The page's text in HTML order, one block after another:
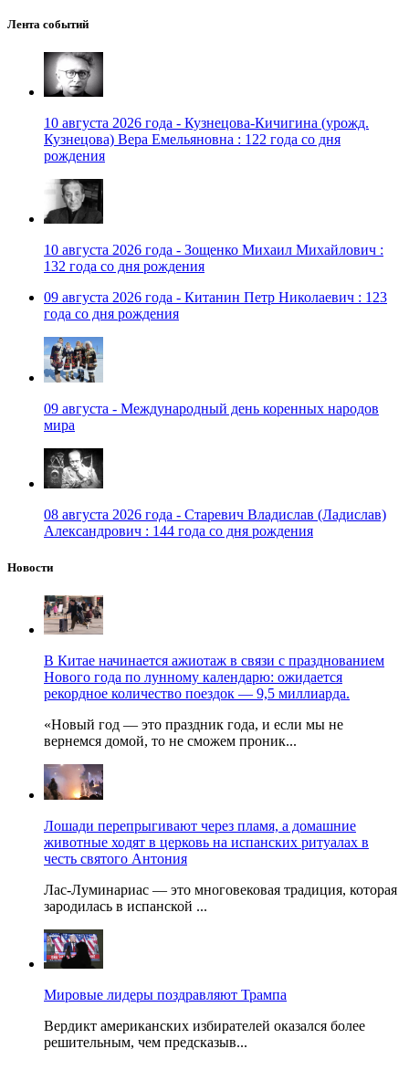
Лента событий
10 августа 2026 года - Кузнецова-Кичигина (урожд.
Кузнецова) Вера Емельяновна : 122 года со дня
рождения
10 августа 2026 года - Зощенко Михаил Михайлович :
132 года со дня рождения
09 августа 2026 года - Китанин Петр Николаевич : 123
года со дня рождения
09 августа - Международный день коренных народов
мира
08 августа 2026 года - Старевич Владислав (Ладислав)
Александрович : 144 года со дня рождения
Новости
В Китае начинается ажиотаж в связи с празднованием
Нового года по лунному календарю: ожидается
рекордное количество поездок — 9,5 миллиарда.
«Новый год — это праздник года, и если мы не
вернемся домой, то не сможем проник...
Лошади перепрыгивают через пламя, а домашние
животные ходят в церковь на испанских ритуалах в
честь святого Антония
Лас-Луминариас — это многовековая традиция, которая
зародилась в испанской ...
Мировые лидеры поздравляют Трампа
Вердикт американских избирателей оказался более
решительным, чем предсказыв...